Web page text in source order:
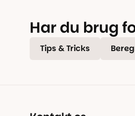
Har du brug
Tips & Tricks